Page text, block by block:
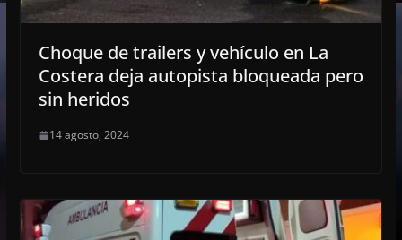
Choque de trailers y vehículo en La
Costera deja autopista bloqueada pero
sin heridos
14 agosto, 2024